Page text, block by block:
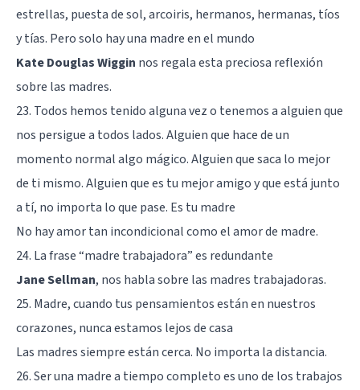
estrellas, puesta de sol, arcoiris, hermanos, hermanas, tíos
y tías. Pero solo hay una madre en el mundo
Kate Douglas Wiggin nos regala esta preciosa reflexión
sobre las madres.
23. Todos hemos tenido alguna vez o tenemos a alguien que
nos persigue a todos lados. Alguien que hace de un
momento normal algo mágico. Alguien que saca lo mejor
de ti mismo. Alguien que es tu mejor amigo y que está junto
a tí, no importa lo que pase. Es tu madre
No hay amor tan incondicional como el amor de madre.
24. La frase “madre trabajadora” es redundante
Jane Sellman, nos habla sobre las madres trabajadoras.
25. Madre, cuando tus pensamientos están en nuestros
corazones, nunca estamos lejos de casa
Las madres siempre están cerca. No importa la distancia.
26. Ser una madre a tiempo completo es uno de los trabajos